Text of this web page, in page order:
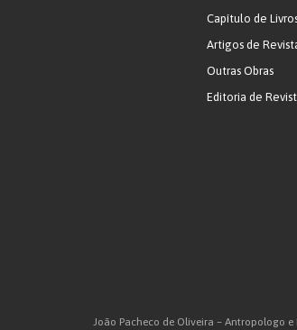
Capítulo de
Artigos de
Outras Obras
Editoria de
João Pacheco de Oliveira – Antropologo